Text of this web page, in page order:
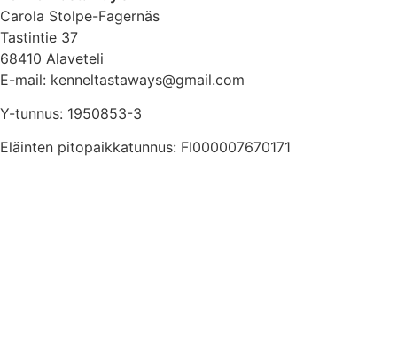
Carola Stolpe-Fagernäs
Tastintie 37
68410 Alaveteli
E-mail: kenneltastaways@gmail.com
Y-tunnus: 1950853-3
Eläinten pitopaikkatunnus: FI000007670171